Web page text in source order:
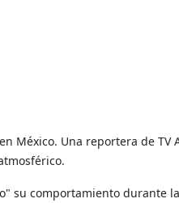
México. Una reportera de
su comportamiento durante